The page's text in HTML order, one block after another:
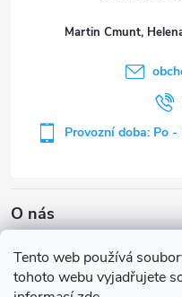
Tento web používá
tohoto webu vyjadřujete
O nás
Martin Cmunt,
Provozní doba: Po